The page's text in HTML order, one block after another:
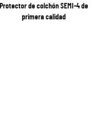
Protector de colchón SEMI-4 de
primera calidad